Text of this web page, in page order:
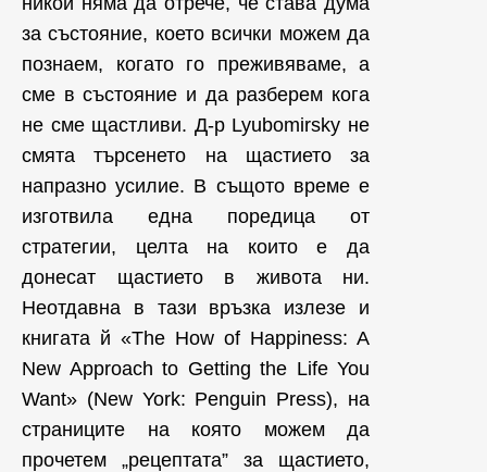
за състояние, което всички можем да
познаем, когато го преживяваме, а
сме в състояние и да разберем кога
не сме щастливи. Д-р Lyubomirsky не
смята търсенето на щастието за
напразно усилие. В същото време е
изготвила една поредица от
стратегии, целта на които е да
донесат щастието в живота ни.
Неотдавна в тази връзка излезе и
книгата й «The How of Happiness: A
New Approach to Getting the Life You
Want» (New York: Penguin Press), на
страниците на която можем да
прочетем „рецептата” за щастието,